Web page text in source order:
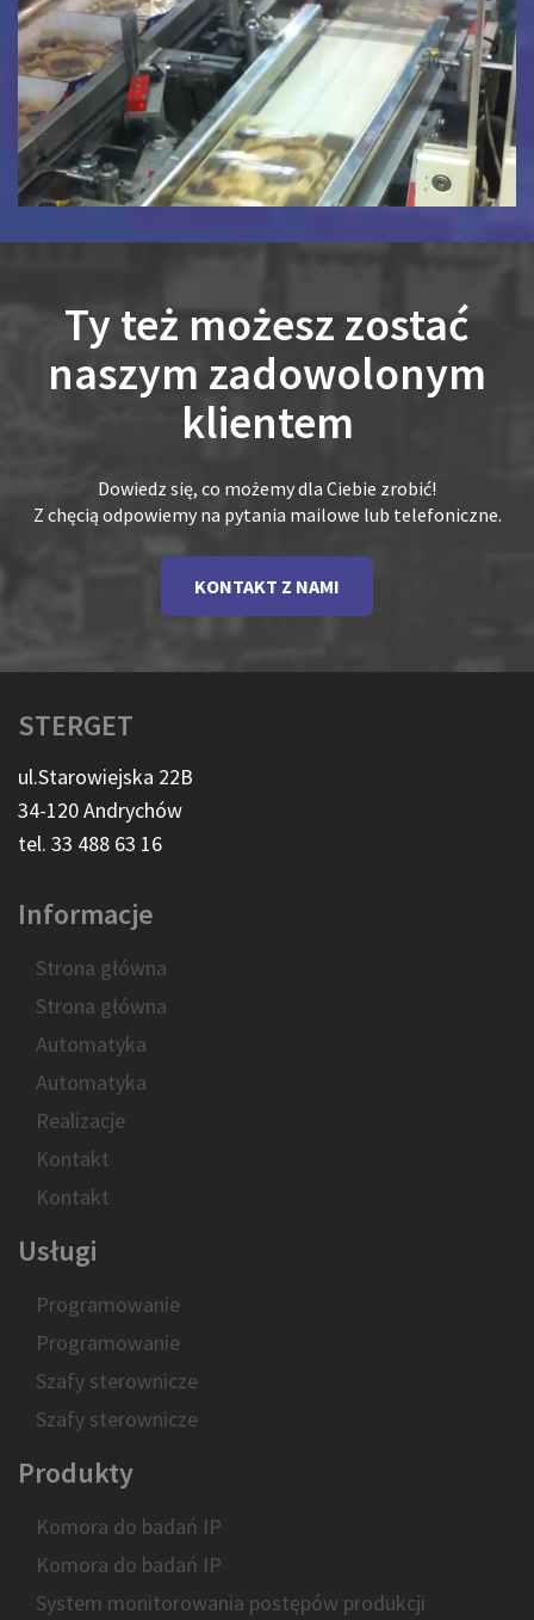
Ty też możesz zostać
naszym zadowolonym
klientem
Dowiedz się, co możemy dla Ciebie zrobić!
Z chęcią odpowiemy na pytania mailowe lub telefoniczne.
KONTAKT Z NAMI
STERGET
ul.Starowiejska 22B
34-120 Andrychów
tel. 33 488 63 16
Informacje
Strona główna
Strona główna
Automatyka
Automatyka
Realizacje
Kontakt
Kontakt
Usługi
Programowanie
Programowanie
Szafy sterownicze
Szafy sterownicze
Produkty
Komora do badań IP
Komora do badań IP
System monitorowania postępów produkcji